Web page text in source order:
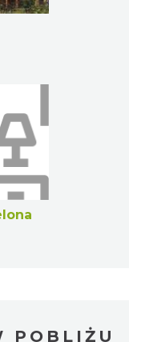
POBLIŻU